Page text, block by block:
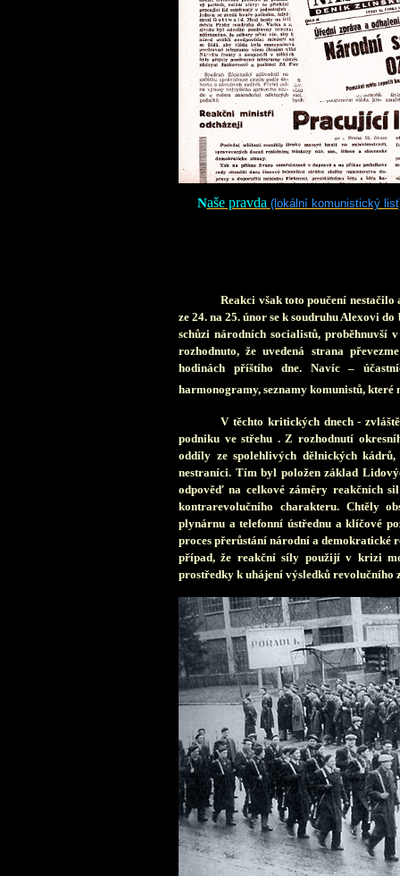
Naše pravda (lokální komunistický
Reakci však toto poučení
ze 24. na 25. únor se k soudruhu Alexovi
schůzi národních socialistů,
rozhodnuto, že uvedená strana
hodinách příštího dne. Navíc –
harmonogramy, seznamy komunistů,
V těchto kritických dnech -
podniku ve střehu . Z rozhodnutí
oddíly ze spolehlivých dělnických
nestraníci. Tím byl položen základ
odpověď na celkové záměry reakčních
kontrarevolučního charakteru. Chtěly
plynárnu a telefonní ústřednu a klíčové
proces přerůstání národní a demokratické
případ, že reakční síly použijí v krizi
prostředky k uhájení výsledků revolučního